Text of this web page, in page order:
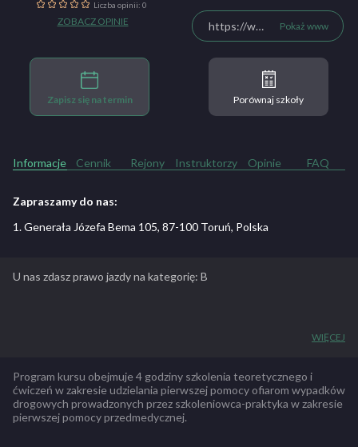
Liczba opinii: 0
ZOBACZ OPINIE https://www.facebook.com/osk.ekonomik.bialystok Pokaż www
Zapisz się na termin Porównaj szkoły
Informacje Cennik Rejony Instruktorzy Opinie FAQ
Zapraszamy do nas:
1. Generała Józefa Bema 105, 87-100 Toruń, Polska
U nas zdasz prawo jazdy na kategorię: B
2000
ulicy
Bema 105 to jest w Zespole Szkół Handlowo –
Ekonomicznych w Białymstoku.Przedmiotem działalności naszej
firmy jest szkolenie kandydatów na kierowców kategorii B.
Wykształciliśmy setki kierowców w różnym wieku i o
WIĘCEJ
Program kursu obejmuje 4 godziny szkolenia teoretycznego i
ćwiczeń w zakresie udzielania pierwszej pomocy ofiarom wypadków
drogowych prowadzonych przez szkoleniowca-praktyka w zakresie
pierwszej pomocy przedmedycznej.